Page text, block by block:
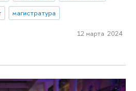
магистратура
12 марта 2024